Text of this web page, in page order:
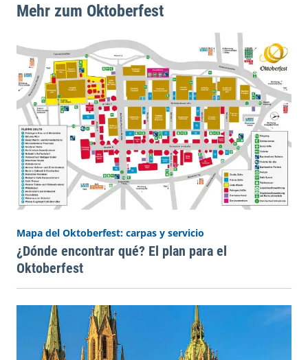
Mehr zum Oktoberfest
Mapa del Oktoberfest: carpas y servicio
¿Dónde encontrar qué? El plan para el
Oktoberfest